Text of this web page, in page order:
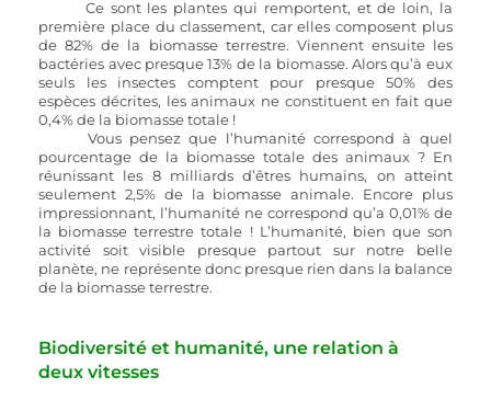
première place du classement, car elles composent plus
de 82% de la biomasse terrestre. Viennent ensuite les
bactéries avec presque 13% de la biomasse. Alors qu’à eux
seuls les insectes comptent pour presque 50% des
espèces décrites, les animaux ne constituent en fait que
0,4% de la biomasse totale !
pourcentage de la biomasse totale des animaux ? En
réunissant les 8 milliards d’êtres humains, on atteint
seulement 2,5% de la biomasse animale. Encore plus
impressionnant, l’humanité ne correspond qu’a 0,01% de
la biomasse terrestre totale ! L’humanité, bien que son
activité soit visible presque partout sur notre belle
planète, ne représente donc presque rien dans la balance
de la biomasse terrestre.
Biodiversité et humanité, une relation à
deux vitesses